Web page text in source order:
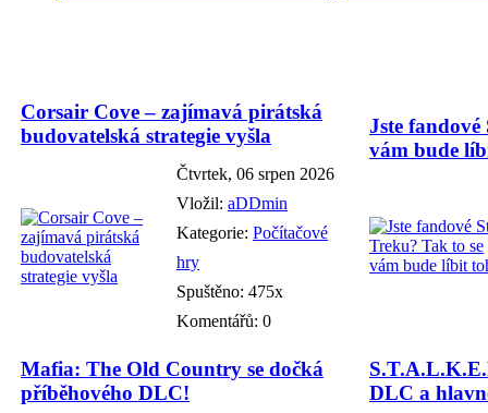
Corsair Cove – zajímavá pirátská
budovatelská strategie vyšla
Čtvrtek, 06 srpen 2026
Vložil: aDDmin
Kategorie: Počítačové
hry
Spuštěno: 475x
Komentářů: 0
Jste
vám bude
Mafia: The Old Country se dočká
příběhového DLC!
DLC a